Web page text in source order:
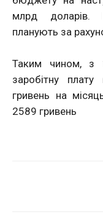
млрд доларів.
планують за
Таким чином, з
заробітну
гривень на
2589 гривень